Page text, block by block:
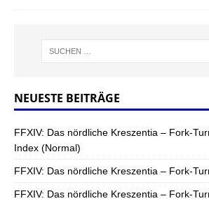
NEUESTE BEITRÄGE
FFXIV: Das nördliche Kreszentia – Fork-
Index (Normal)
FFXIV: Das nördliche Kreszentia – Fork-
FFXIV: Das nördliche Kreszentia – Fork-